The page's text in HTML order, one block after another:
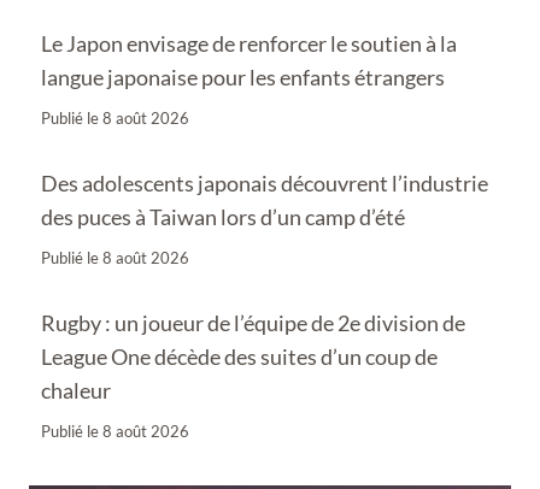
Le Japon envisage de renforcer le soutien à la
langue japonaise pour les enfants étrangers
Publié le8 août 2026
Des adolescents japonais découvrent l’industrie
des puces à Taiwan lors d’un camp d’été
Publié le8 août 2026
Rugby : un joueur de l’équipe de 2e division de
League One décède des suites d’un coup de
chaleur
Publié le8 août 2026